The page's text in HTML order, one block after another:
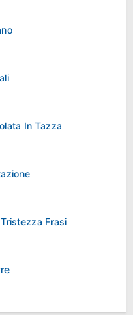
In Tazza
Frasi